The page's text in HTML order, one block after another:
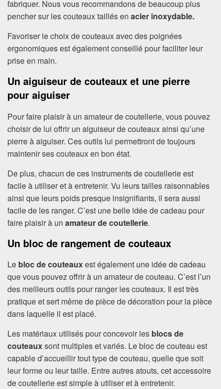
fabriquer. Nous vous recommandons de beaucoup plus
pencher sur les couteaux taillés en acier inoxydable.
Favoriser le choix de couteaux avec des poignées
ergonomiques est également conseillé pour faciliter leur
prise en main.
Un aiguiseur de couteaux et une pierre
pour aiguiser
Pour faire plaisir à un amateur de coutellerie, vous pouvez
choisir de lui offrir un aiguiseur de couteaux ainsi qu’une
pierre à aiguiser. Ces outils lui permettront de toujours
maintenir ses couteaux en bon état.
De plus, chacun de ces instruments de coutellerie est
facile à utiliser et à entretenir. Vu leurs tailles raisonnables
ainsi que leurs poids presque insignifiants, il sera aussi
facile de les ranger. C’est une belle idée de cadeau pour
faire plaisir à un amateur de coutellerie.
Un bloc de rangement de couteaux
Le bloc de couteauxest également une idée de cadeau
que vous pouvez offrir à un amateur de couteau. C’est l’un
des meilleurs outils pour ranger les couteaux. Il est très
pratique et sert même de pièce de décoration pour la pièce
dans laquelle il est placé.
Les matériaux utilisés pour concevoir les blocs de
couteauxsont multiples et variés. Le bloc de couteau est
capable d’accueillir tout type de couteau, quelle que soit
leur forme ou leur taille. Entre autres atouts, cet accessoire
de coutellerie est simple à utiliser et à entretenir.